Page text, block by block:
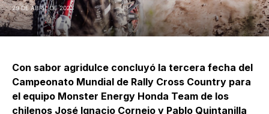
29 DE ABRIL DE 2023
Con sabor agridulce concluyó la tercera fecha del
Campeonato Mundial de Rally Cross Country para
el equipo Monster Energy Honda Team de los
chilenos José Ignacio Cornejo y Pablo Quintanilla